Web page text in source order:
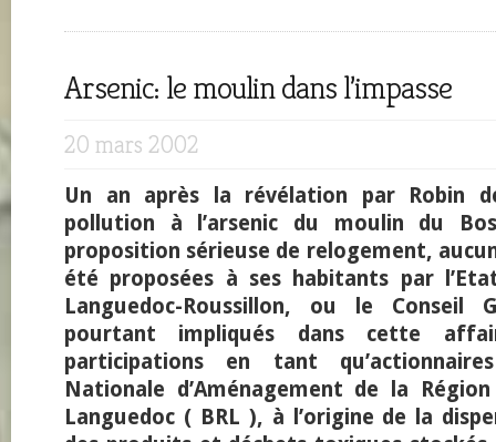
Arsenic: le moulin dans l’impasse
20 mars 2002
Un an après la révélation par Robin
pollution à l’arsenic du moulin du
proposition sérieuse de relogement,
été proposées à ses habitants par
Languedoc-Roussillon, ou le Conseil
pourtant impliqués dans cette
participations en tant
Nationale d’Aménagement de la
Languedoc ( BRL ), à l’origine de la